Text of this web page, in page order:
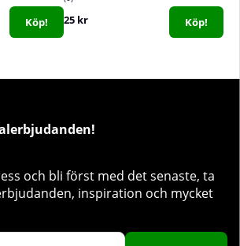
Köp! 25 kr Köp!
och bli först med det senaste, ta
inspiration och mycket